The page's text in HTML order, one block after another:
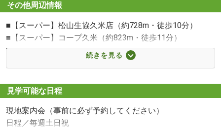
その他周辺情報
■【スーパー】松山生協久米店（約728m・徒歩10分）
■【スーパー】コープ久米（約823m・徒歩11分）
■【コンビニ】セブンイレブン松山鷹ノ子店（約425m・徒
歩11分）
■【中学校】松山市立久米中学校（約2181m・徒歩28分）
■【小学校】松山市立久米小学校（約899m・徒歩12分）
■【郵便局】松山久米郵便局（約963m・徒歩13分）
続きを見る
見学可能な日程
現地案内会（事前に必ず予約してください）
日程／毎週土日祝